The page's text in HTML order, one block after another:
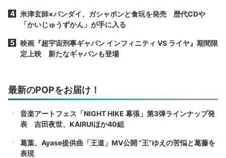
米津玄師×バンダイ、ガシャポンと食玩を発売 歴代CDや
「かいじゅうずかん」が手に入る
映画『超宇宙刑事ギャバン インフィニティ VS ライヤ』期間限
定上映 新たなギャバンも登場
最新のPOPをお届け！
音楽アートフェス「NIGHT HIKE 幕張」第3弾ラインナップ発
表 吉田夜世、KAIRUIほか40組
葛葉、Ayase提供曲「王道」MV公開 “王”ゆえの苦悩と葛藤を
表現